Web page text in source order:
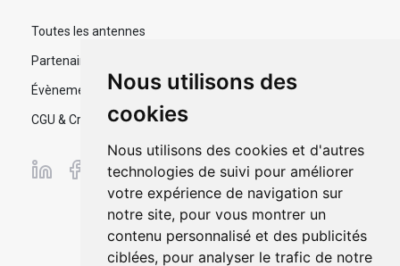
Nous utilisons des
cookies
Nous utilisons des cookies et d'autres
technologies de suivi pour améliorer
votre expérience de navigation sur
notre site, pour vous montrer un
contenu personnalisé et des publicités
ciblées, pour analyser le trafic de notre
Toutes les antennes
Partenaires
Évènements
CGU & Crédits